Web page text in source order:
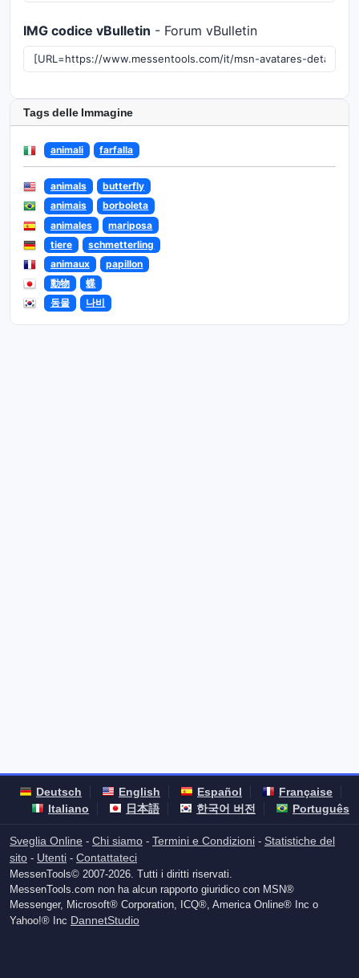
IMG codice vBulletin - Forum vBulletin
Tags delle Immagine
animali farfalla
animals
butterfly
animais
borboleta
animales
mariposa
tiere
schmetterling
animaux
papillon
動物
蝶
동물
나비
Deutsch English Español
Française
Italiano
日本語 한국어 버전 Português
Sveglia Online - Chi siamo - Termini e Condizioni - Statistiche del
sito - Utenti - Contattateci
MessenTools© 2007-2026. Tutti i diritti riservati.
MessenTools.com non ha alcun rapporto giuridico con MSN®
Messenger, Microsoft® Corporation, ICQ®, America Online® Inc o
Yahoo!® Inc DannetStudio